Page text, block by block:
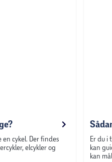
cykel. Der findes
elcykler og
Er du i
kan
kan